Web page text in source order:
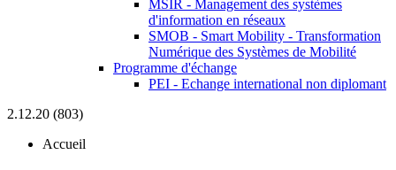
MSIR - Management des systèmes
d'information en réseaux
SMOB - Smart Mobility - Transformation
Numérique des Systèmes de Mobilité
Programme d'échange
PEI - Echange international non diplomant
2.12.20 (803)
Accueil